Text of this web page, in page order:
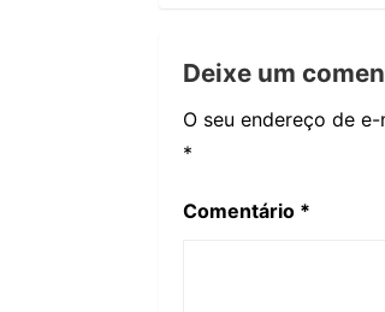
Deixe um
O seu endereço de
*
Comentário *